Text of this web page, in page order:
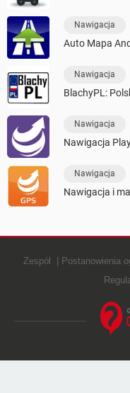
Nawigacja
Auto Mapa
Nawigacja
BlachyPL:
Nawigacja
Nawigacja
Nawigacja
Nawigacja i
Zespół Postanowienia